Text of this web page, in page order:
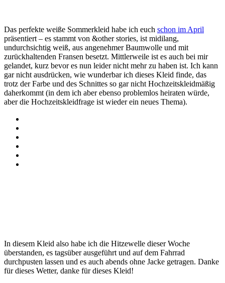
Das perfekte weiße Sommerkleid habe ich euch schon im April
präsentiert – es stammt von &other stories, ist midilang,
undurchsichtig weiß, aus angenehmer Baumwolle und mit
zurückhaltenden Fransen besetzt. Mittlerweile ist es auch bei mir
gelandet, kurz bevor es nun leider nicht mehr zu haben ist. Ich kann
gar nicht ausdrücken, wie wunderbar ich dieses Kleid finde, das
trotz der Farbe und des Schnittes so gar nicht Hochzeitskleidmäßig
daherkommt (in dem ich aber ebenso problemlos heiraten würde,
aber die Hochzeitskleidfrage ist wieder ein neues Thema).
In diesem Kleid also habe ich die Hitzewelle dieser Woche
überstanden, es tagsüber ausgeführt und auf dem Fahrrad
durchpusten lassen und es auch abends ohne Jacke getragen. Danke
für dieses Wetter, danke für dieses Kleid!